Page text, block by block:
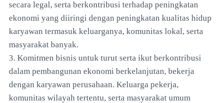
secara legal, serta berkontribusi terhadap peningkatan
ekonomi yang diiringi dengan peningkatan kualitas hidup
karyawan termasuk keluarganya, komunitas lokal, serta
masyarakat banyak.
3. Komitmen bisnis untuk turut serta ikut berkontribusi
dalam pembangunan ekonomi berkelanjutan, bekerja
dengan karyawan perusahaan. Keluarga pekerja,
komunitas wilayah tertentu, serta masyarakat umum